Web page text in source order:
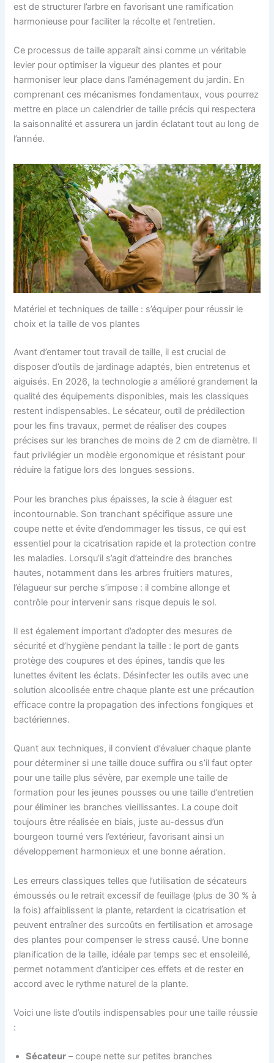
est de structurer l’arbre en favorisant une ramification
harmonieuse pour faciliter la récolte et l’entretien.
Ce processus de taille apparaît ainsi comme un véritable
levier pour optimiser la vigueur des plantes et pour
harmoniser leur place dans l’aménagement du jardin. En
comprenant ces mécanismes fondamentaux, vous pourrez
mettre en place un calendrier de taille précis qui respectera
la saisonnalité et assurera un jardin éclatant tout au long de
l’année.
Matériel et techniques de taille : s’équiper pour réussir le
choix et la taille de vos plantes
Avant d’entamer tout travail de taille, il est crucial de
disposer d’outils de jardinage adaptés, bien entretenus et
aiguisés. En 2026, la technologie a amélioré grandement la
qualité des équipements disponibles, mais les classiques
restent indispensables. Le sécateur, outil de prédilection
pour les fins travaux, permet de réaliser des coupes
précises sur les branches de moins de 2 cm de diamètre. Il
faut privilégier un modèle ergonomique et résistant pour
réduire la fatigue lors des longues sessions.
Pour les branches plus épaisses, la scie à élaguer est
incontournable. Son tranchant spécifique assure une
coupe nette et évite d’endommager les tissus, ce qui est
essentiel pour la cicatrisation rapide et la protection contre
les maladies. Lorsqu’il s’agit d’atteindre des branches
hautes, notamment dans les arbres fruitiers matures,
l’élagueur sur perche s’impose : il combine allonge et
contrôle pour intervenir sans risque depuis le sol.
Il est également important d’adopter des mesures de
sécurité et d’hygiène pendant la taille : le port de gants
protège des coupures et des épines, tandis que les
lunettes évitent les éclats. Désinfecter les outils avec une
solution alcoolisée entre chaque plante est une précaution
efficace contre la propagation des infections fongiques et
bactériennes.
Quant aux techniques, il convient d’évaluer chaque plante
pour déterminer si une taille douce suffira ou s’il faut opter
pour une taille plus sévère, par exemple une taille de
formation pour les jeunes pousses ou une taille d’entretien
pour éliminer les branches vieillissantes. La coupe doit
toujours être réalisée en biais, juste au-dessus d’un
bourgeon tourné vers l’extérieur, favorisant ainsi un
développement harmonieux et une bonne aération.
Les erreurs classiques telles que l’utilisation de sécateurs
émoussés ou le retrait excessif de feuillage (plus de 30 % à
la fois) affaiblissent la plante, retardent la cicatrisation et
peuvent entraîner des surcoûts en fertilisation et arrosage
des plantes pour compenser le stress causé. Une bonne
planification de la taille, idéale par temps sec et ensoleillé,
permet notamment d’anticiper ces effets et de rester en
accord avec le rythme naturel de la plante.
Voici une liste d’outils indispensables pour une taille réussie
:
Sécateur – coupe nette sur petites branches